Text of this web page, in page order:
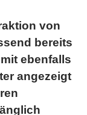
von
bereits
ebenfalls
angezeigt